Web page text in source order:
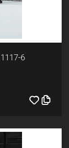
6